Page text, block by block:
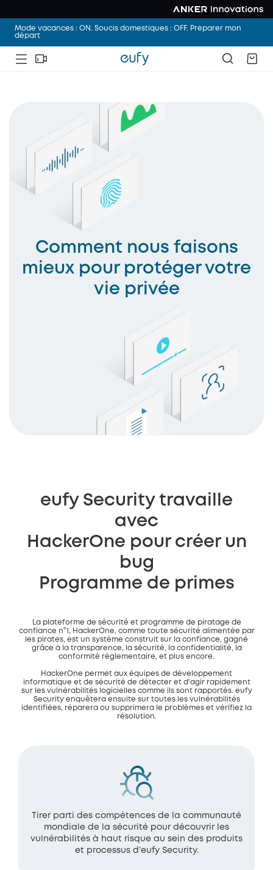
Mode vacances : ON. Soucis domestiques : OFF. Préparer mon
départ
Comment nous faisons
mieux pour protéger votre
vie privée
eufy Security travaille
avec
HackerOne pour créer un
bug
Programme de primes
La plateforme de sécurité et programme de piratage de
confiance n°1, HackerOne, comme toute sécurité alimentée par
les pirates, est un système construit sur la confiance, gagné
grâce à la transparence, la sécurité, la confidentialité, la
conformité réglementaire, et plus encore.
HackerOne permet aux équipes de développement
informatique et de sécurité de détecter et d'agir rapidement
sur les vulnérabilités logicielles comme ils sont rapportés. eufy
Security enquêtera ensuite sur toutes les vulnérabilités
identifiées, réparera ou supprimera le problèmes et vérifiez la
résolution.
Tirer parti des compétences de la communauté
mondiale de la sécurité pour découvrir les
vulnérabilités à haut risque au sein des produits
et processus d’eufy Security.